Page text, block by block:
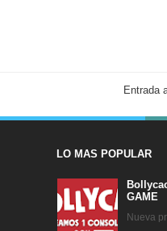
Entrada
LO MAS POPULAR
GAME
Nueva